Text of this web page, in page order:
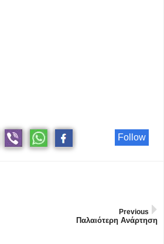
Follow
Previous
Παλαιότερη Ανάρτηση